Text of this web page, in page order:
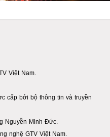
Việt Nam.
cấp bởi bộ thông tin và truyền
Nguyễn Minh Đức.
nghệ GTV Việt Nam.